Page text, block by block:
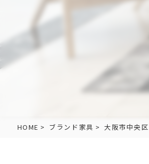
HOME ブランド家具 大阪市中央